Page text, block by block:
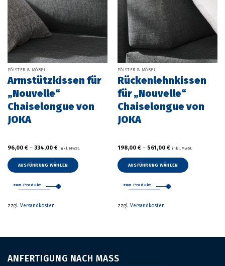
PÖLSTER & MÖBEL
Armstützkissen für
„Nouvelle“
Chaiselongue von
JOKA
96,00 €– 334,00 € inkl. MwSt.
AUSFÜHRUNG WÄHLEN
Produkt
mehrere
Varianten
Optionen
der
zum Produkt
zzgl. Versandkosten
PÖLSTER & MÖBEL
Rückenlehnkissen
für „Nouvelle“
Chaiselongue von
JOKA
198,00 €– 561,00 € inkl. MwSt.
AUSFÜHRUNG WÄHLEN
Produkt
mehrere
Varianten
Optionen
der
zum Produkt
zzgl. Versandkosten
ANFERTIGUNG NACH MASS